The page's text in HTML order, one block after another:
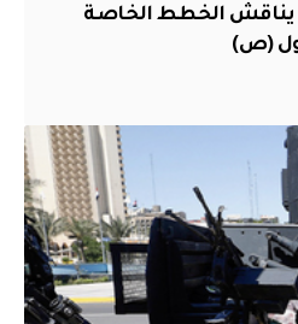
يناقش الخطط الخاصة
(ص)